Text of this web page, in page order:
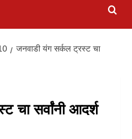
जनवाडी यंग सर्कल ट्रस्ट चा
चा सर्वांनी आदर्श